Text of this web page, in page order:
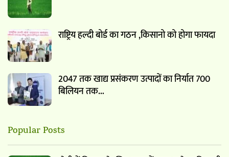
राष्ट्रिय हल्दी बोर्ड का गठन ,किसानो को होगा फायदा
2047 तक खाद्य प्रसंकरण उत्पादों का निर्यात 700
बिलियन तक…
Popular Posts